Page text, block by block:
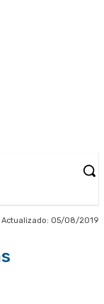
Actualizado: 05/08/2019